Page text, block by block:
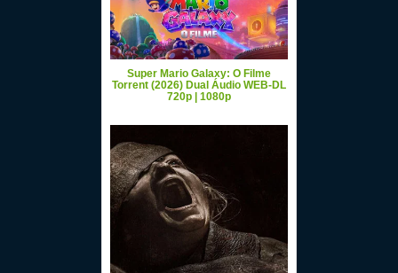
Super Mario Galaxy: O Filme
Torrent (2026) Dual Áudio WEB-DL
720p | 1080p